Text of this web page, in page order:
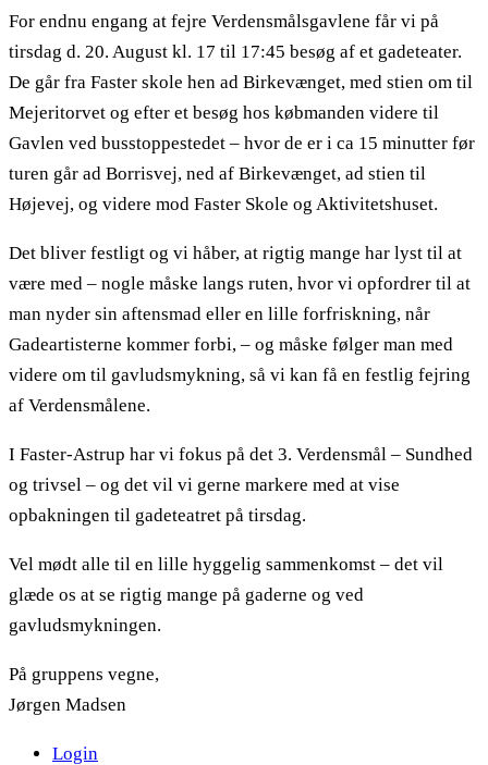
For endnu engang at fejre Verdensmålsgavlene får vi på
tirsdag d. 20. August kl. 17 til 17:45 besøg af et gadeteater.
De går fra Faster skole hen ad Birkevænget, med stien om til
Mejeritorvet og efter et besøg hos købmanden videre til
Gavlen ved busstoppestedet – hvor de er i ca 15 minutter før
turen går ad Borrisvej, ned af Birkevænget, ad stien til
Højevej, og videre mod Faster Skole og Aktivitetshuset.
Det bliver festligt og vi håber, at rigtig mange har lyst til at
være med – nogle måske langs ruten, hvor vi opfordrer til at
man nyder sin aftensmad eller en lille forfriskning, når
Gadeartisterne kommer forbi, – og måske følger man med
videre om til gavludsmykning, så vi kan få en festlig fejring
af Verdensmålene.
I Faster-Astrup har vi fokus på det 3. Verdensmål – Sundhed
og trivsel – og det vil vi gerne markere med at vise
opbakningen til gadeteatret på tirsdag.
Vel mødt alle til en lille hyggelig sammenkomst – det vil
glæde os at se rigtig mange på gaderne og ved
gavludsmykningen.
På gruppens vegne,
Jørgen Madsen
Login